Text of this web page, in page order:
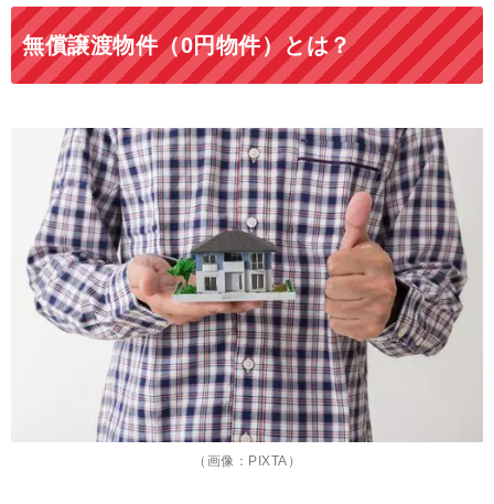
無償譲渡物件（0円物件）とは？
（画像：PIXTA）